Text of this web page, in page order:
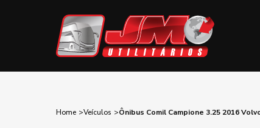
Home Veículos Ônibus Comil Campione 3.25 2016